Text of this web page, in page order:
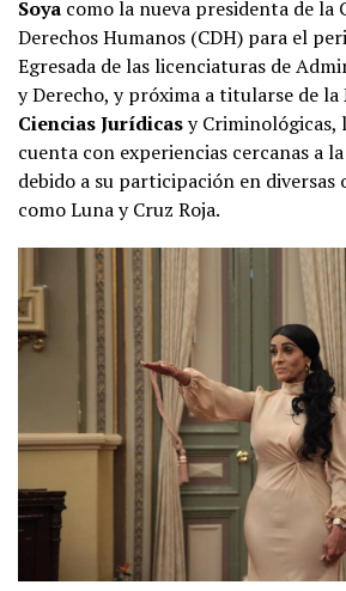
Soya como la nueva presidenta de la
Derechos Humanos (CDH) para el
Egresada de las licenciaturas de
y Derecho, y próxima a titularse de la
Ciencias Jurídicasy
cuenta con experiencias cercanas a
debido a su participación en diversas
como Luna y Cruz Roja.